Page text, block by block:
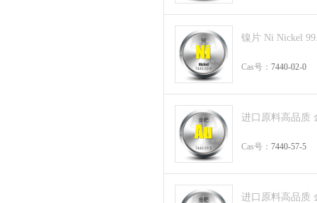
镍片 Ni Nickel
Cas号： 7440-02-0
进口原料高品质
Cas号： 7440-57-5
进口原料高品质